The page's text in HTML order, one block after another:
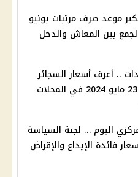
موعد صرف مرتبات يونيو
الجمع بين المعاش والدخل
.. أعرف أسعار السجائر
اليوم الخميس 23 مايو 2024 في المحلات
اليوم … لجنة السياسة
فائدة الإيداع والإقراض